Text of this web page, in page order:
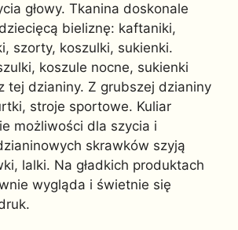
głowy. Tkanina doskonale
bieliznę: kaftaniki,
szorty, koszulki, sukienki.
koszule nocne, sukienki
tej dzianiny. Z grubszej dzianiny
stroje sportowe. Kuliar
możliwości dla szycia i
skrawków szyją
lalki. Na gładkich produktach
wygląda i świetnie się